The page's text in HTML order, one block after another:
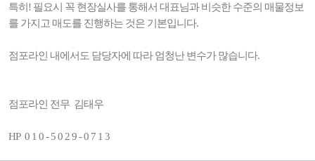
특히! 필요시 꼭 현장실사를 통해서 대표님과 비슷한 수준의 매물정보
를 가지고 매도를 진행하는 것은 기본입니다.
점포라인 내에서도 담당자에 따라 엄청난 변수가 많습니다.
점포라인 전무 김태우
HP 0 1 0 - 5 0 2 9 - 0 7 1 3